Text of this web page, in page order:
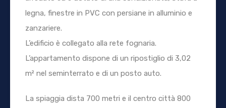
legna, finestre in PVC con persiane in alluminio e
zanzariere.
L’edificio è collegato alla rete fognaria.
L’appartamento dispone di un ripostiglio di 3,02
m² nel seminterrato e di un posto auto.
La spiaggia dista 700 metri e il centro città 800